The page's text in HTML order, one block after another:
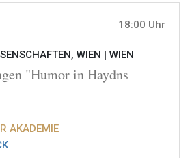
18:00 Uhr
WIEN | WIEN
"Humor in Haydns
AKADEMIE